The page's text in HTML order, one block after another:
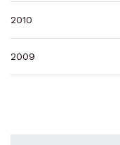
2010
2009